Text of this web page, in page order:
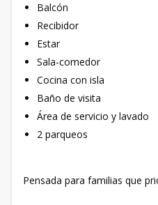
Balcón
Recibidor
Estar
Sala-comedor
Cocina con isla
Baño de visita
Área de servicio y lavado
2 parqueos
Pensada para familias que